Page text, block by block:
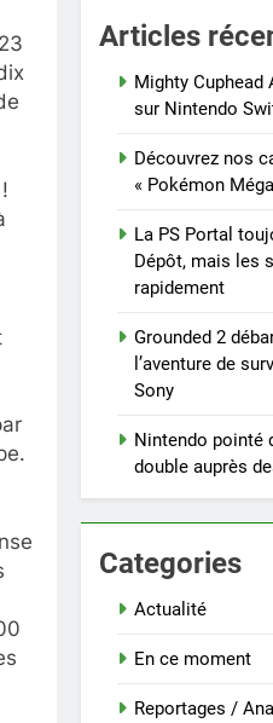
Articles
Mighty Cuphead
sur Nintendo
Découvrez nos
« Pokémon
La PS Portal
Dépôt, mais les
rapidement
Grounded 2
l’aventure de
Sony
Nintendo pointé
double auprès
Categories
Actualité
En ce moment
Reportages /